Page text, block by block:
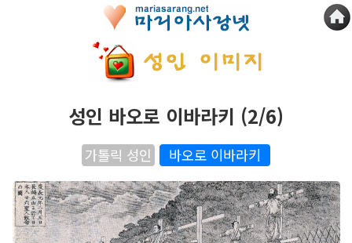
성인 바오로 이바라키 (2/6)
가톨릭 성인 바오로 이바라키